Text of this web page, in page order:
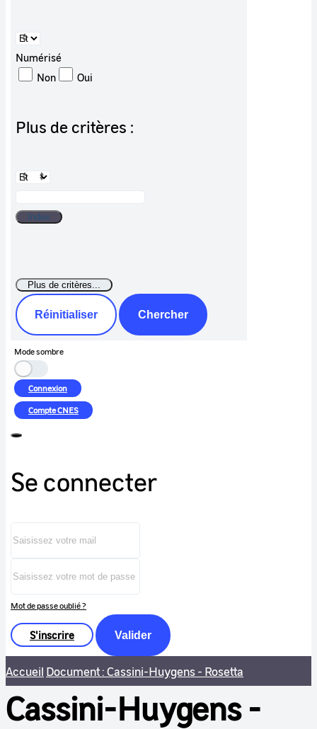
Numérisé
Non
Oui
Plus de critères :
Réinitialiser Chercher
Mode sombre
Connexion
CompteCNES
Se connecter
Mot de passe oublié ?
S'inscrire Valider
Accueil Document : Cassini-Huygens - Rosetta
Cassini-Huygens -